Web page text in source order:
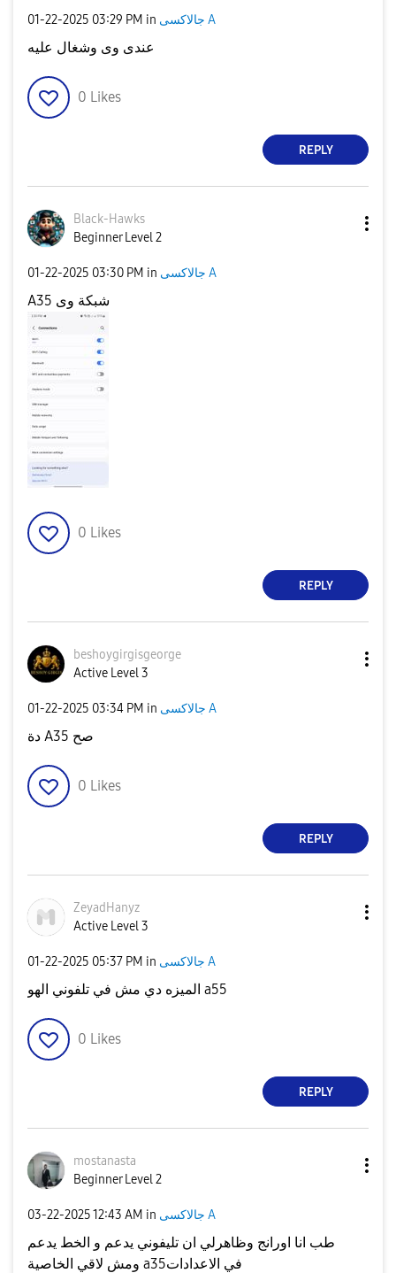
‎01-22-2025 03:29 PM in جالاكسى A
عندى وى وشغال عليه
0 Likes
REPLY
Black-Hawks
Beginner Level 2
‎01-22-2025 03:30 PM in جالاكسى A
A35 شبكة وى
0 Likes
REPLY
beshoygirgisgeorge
Active Level 3
‎01-22-2025 03:34 PM in جالاكسى A
دة A35 صح
0 Likes
REPLY
ZeyadHanyz
Active Level 3
‎01-22-2025 05:37 PM in جالاكسى A
الميزه دي مش في تلفوني الهو a55
0 Likes
REPLY
mostanasta
Beginner Level 2
‎03-22-202512:43 AM in جالاكسى A
طب انا اورانج وظاهرلي ان تليفوني يدعم و الخط يدعم
ومش لاقي الخاصية a35في الاعدادات